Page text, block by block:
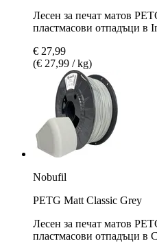
Лесен за печат матов
пластмасови отпадъци в
€ 27,99
(€ 27,99 / kg)
Nobufil
PETG Matt Classic Grey
Лесен за печат матов
пластмасови отпадъци в